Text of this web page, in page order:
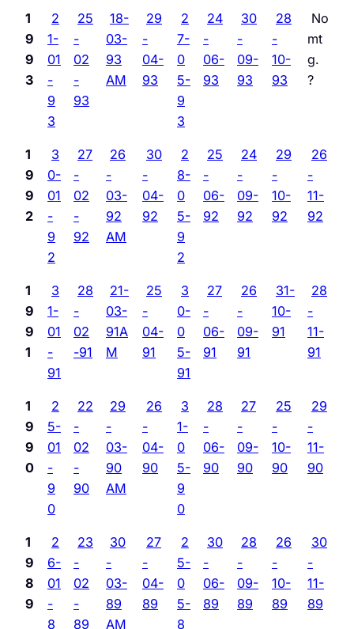
1
9
9
3
2
1-
01
-
9
3
25
-
02
-
93
18-
03-
93
AM
29
-
04-
93
2
7-
0
5-
9
3
24
-
06-
93
30
-
09-
93
28
-
10-
93
No
mt
g.
?
1
9
9
2
3
0-
01
-
9
2
27
-
02
-
92
26
-
03-
92
AM
30
-
04-
92
2
8-
0
5-
9
2
25
-
06-
92
24
-
09-
92
29
-
10-
92
26
-
11-
92
1
9
9
1
3
1-
01
-
91
28
-
02
-91
21-
03-
91A
M
25
-
04-
91
3
0-
0
5-
91
27
-
06-
91
26
-
09-
91
31-
10-
91
28
-
11-
91
1
9
9
0
2
5-
01
-
9
0
22
-
02
-
90
29
-
03-
90
AM
26
-
04-
90
3
1-
0
5-
9
0
28
-
06-
90
27
-
09-
90
25
-
10-
90
29
-
11-
90
1
9
8
9
2
6-
01
-
8
23
-
02
-
89
30
-
03-
89
AM
27
-
04-
89
2
5-
0
5-
8
30
-
06-
89
28
-
09-
89
26
-
10-
89
30
-
11-
89